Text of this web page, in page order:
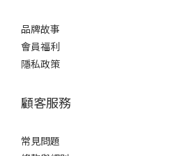
品牌故事
會員福利
隱私政策
顧客服務
常見問題